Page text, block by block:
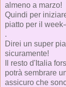
almeno a marzo!
Quindi per
piatto per il
.
Direi un super
sicuramente!
Il resto d'Italia
potrà sembrare
assicuro che